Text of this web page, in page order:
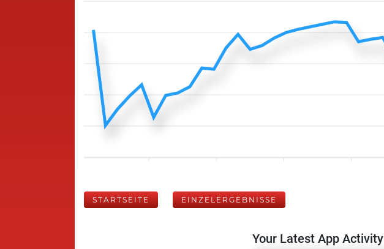
STARTSEITE EINZELERGEBNISSE
Your Latest App Activity